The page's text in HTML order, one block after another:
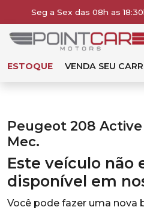
Seg a Sex das 08h as
ESTOQUE VENDA SEU
Peugeot 208 Active
Mec.
Este veículo não
disponível em
Você pode fazer uma nova